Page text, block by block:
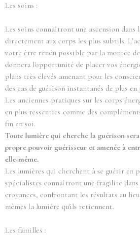
Les soins :
Les soins connaîtront une ascension dans
directement aux corps les plus subtils.
votre être rendu possible par la montée
donnera l'opportunité de placer vos
plans très élevés amenant pour les
des cas de guérison instantanés de plus
Les anciennes pratiques sur les corps
en plus ressenties comme des
fin en soi.
Toute lumière qui cherche la guérison
propre pouvoir guérisseur et amenée à
elle-même.
Les lumières qui cherchent à se guérir en
spécialistes connaîtront une fragilité
croyances, confrontant les résultats au
mêmes la lumière qu'ils retiennent.
Les familles :